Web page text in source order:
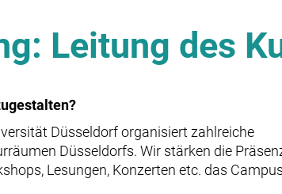
Leitung des
Düsseldorf organisiert zahlreiche
Düsseldorfs. Wir stärken die
Lesungen, Konzerten etc. das